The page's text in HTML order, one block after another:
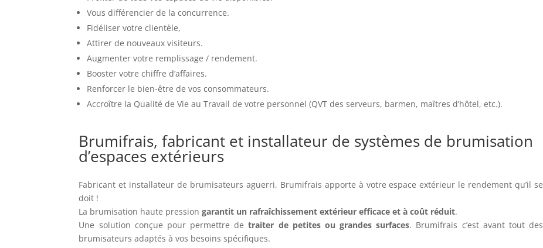
Vous différencier de la concurrence.
Fidéliser votre clientèle,
Attirer de nouveaux visiteurs.
Augmenter votre remplissage / rendement.
Booster votre chiffre d’affaires.
Renforcer le bien-être de vos consommateurs.
Accroître la Qualité de Vie au Travail de votre personnel (QVT des serveurs, barmen, maîtres d’hôtel, etc.).
Brumifrais, fabricant et installateur de systèmes de brumisation
d’espaces extérieurs
Fabricant et installateur de brumisateurs aguerri, Brumifrais apporte à votre espace extérieur le rendement qu’il se
doit !
La brumisation haute pressiongarantit un rafraîchissement extérieur efficace et à coût réduit.
Une solution conçue pour permettre detraiter de petites ou grandes surfaces. Brumifrais c’est avant tout des
brumisateurs adaptés à vos besoins spécifiques.